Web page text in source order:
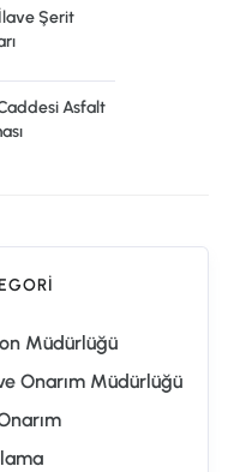
Şerit
Asfalt
Müdürlüğü
Onarım Müdürlüğü